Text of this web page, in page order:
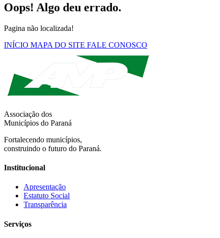
Oops! Algo deu errado.
Pagina não localizada!
INÍCIO MAPA DO SITE FALE CONOSCO
Associação dos
Municípios do Paraná
Fortalecendo municípios,
construindo o futuro do Paraná.
Institucional
Apresentação
Estatuto Social
Transparência
Serviços